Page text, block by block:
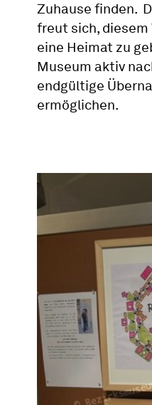
Zuhause finden.
freut sich, diesem
eine Heimat zu
Museum aktiv
endgültige
ermöglichen.